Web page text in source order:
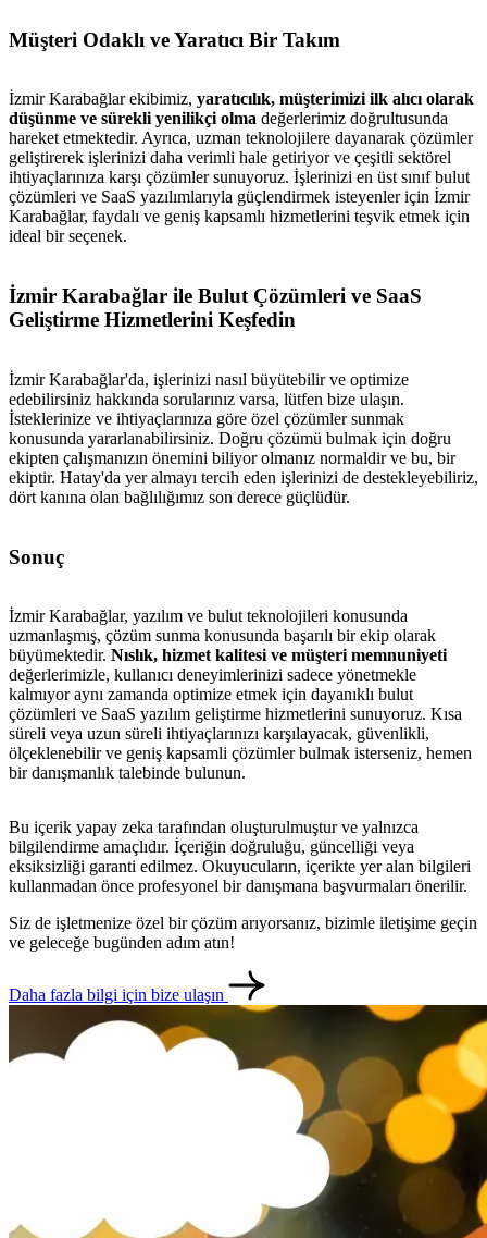
Müşteri Odaklı ve Yaratıcı Bir Takım
İzmir Karabağlar ekibimiz, yaratıcılık, müşterimizi ilk alıcı olarak
düşünme ve sürekli yenilikçi olma değerlerimiz doğrultusunda
hareket etmektedir. Ayrıca, uzman teknolojilere dayanarak çözümler
geliştirerek işlerinizi daha verimli hale getiriyor ve çeşitli sektörel
ihtiyaçlarınıza karşı çözümler sunuyoruz. İşlerinizi en üst sınıf bulut
çözümleri ve SaaS yazılımlarıyla güçlendirmek isteyenler için İzmir
Karabağlar, faydalı ve geniş kapsamlı hizmetlerini teşvik etmek için
ideal bir seçenek.
İzmir Karabağlar ile Bulut Çözümleri ve SaaS
Geliştirme Hizmetlerini Keşfedin
İzmir Karabağlar'da, işlerinizi nasıl büyütebilir ve optimize
edebilirsiniz hakkında sorularınız varsa, lütfen bize ulaşın.
İsteklerinize ve ihtiyaçlarınıza göre özel çözümler sunmak
konusunda yararlanabilirsiniz. Doğru çözümü bulmak için doğru
ekipten çalışmanızın önemini biliyor olmanız normaldir ve bu, bir
ekiptir. Hatay'da yer almayı tercih eden işlerinizi de destekleyebiliriz,
dört kanına olan bağlılığımız son derece güçlüdür.
Sonuç
İzmir Karabağlar, yazılım ve bulut teknolojileri konusunda
uzmanlaşmış, çözüm sunma konusunda başarılı bir ekip olarak
büyümektedir. Nıslık, hizmet kalitesi ve müşteri memnuniyeti
değerlerimizle, kullanıcı deneyimlerinizi sadece yönetmekle
kalmıyor aynı zamanda optimize etmek için dayanıklı bulut
çözümleri ve SaaS yazılım geliştirme hizmetlerini sunuyoruz. Kısa
süreli veya uzun süreli ihtiyaçlarınızı karşılayacak, güvenlikli,
ölçeklenebilir ve geniş kapsamli çözümler bulmak isterseniz, hemen
bir danışmanlık talebinde bulunun.
Bu içerik yapay zeka tarafından oluşturulmuştur ve yalnızca
bilgilendirme amaçlıdır. İçeriğin doğruluğu, güncelliği veya
eksiksizliği garanti edilmez. Okuyucuların, içerikte yer alan bilgileri
kullanmadan önce profesyonel bir danışmana başvurmaları önerilir.
Siz de işletmenize özel bir çözüm arıyorsanız, bizimle iletişime geçin
ve geleceğe bugünden adım atın!
Daha fazla bilgi için bize ulaşın